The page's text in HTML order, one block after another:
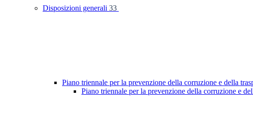
Disposizioni generali 33
Piano triennale per la prevenzione della corruzione e della
Piano triennale per la prevenzione della corruzione e